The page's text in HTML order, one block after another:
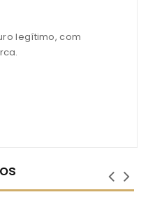
legítimo, com